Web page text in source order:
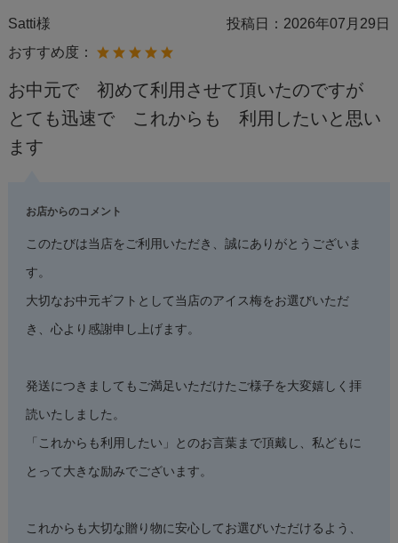
Satti様 投稿日： 2026年07月29日
おすすめ度：
お中元で 初めて利用させて頂いたのですが
とても迅速で これからも 利用したいと思い
ます
お店からのコメント
このたびは当店をご利用いただき、誠にありがとうございま
す。
大切なお中元ギフトとして当店のアイス梅をお選びいただ
き、心より感謝申し上げます。
発送につきましてもご満足いただけたご様子を大変嬉しく拝
読いたしました。
「これからも利用したい」とのお言葉まで頂戴し、私どもに
とって大きな励みでございます。
これからも大切な贈り物に安心してお選びいただけるよう、